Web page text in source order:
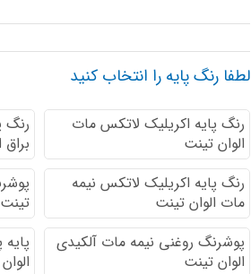
لطفا رنگ پایه را انتخاب کنید
رنگ پایه اكريليك لاتكس مات
الوان تینت
رنگ
رنگ پایه اكريليك لاتكس نيمه
مات الوان تینت
تینت
پوشرنگ روغنی نیمه مات آلکیدی
الوان تینت